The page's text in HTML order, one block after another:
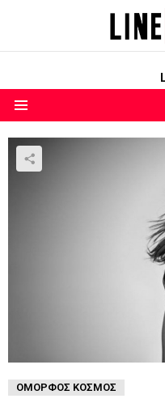
ΌΜΟΡΦΟΣ ΚΌΣΜΟΣ